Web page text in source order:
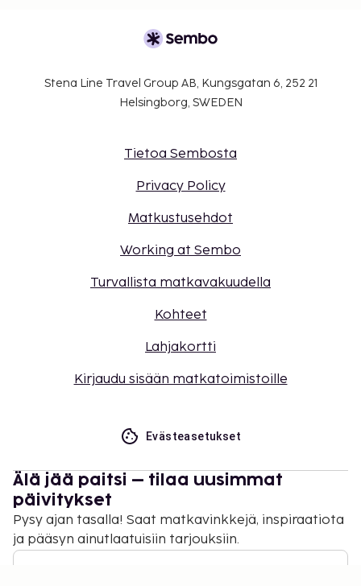
Stena Line Travel Group AB, Kungsgatan 6, 252 21
Helsingborg, SWEDEN
Tietoa Sembosta
Privacy Policy
Matkustusehdot
Working at Sembo
Turvallista matkavakuudella
Kohteet
Lahjakortti
Kirjaudu sisään matkatoimistoille
Evästeasetukset
Älä jää paitsi – tilaa uusimmat
päivitykset
Pysy ajan tasalla! Saat matkavinkkejä, inspiraatiota
ja pääsyn ainutlaatuisiin tarjouksiin.